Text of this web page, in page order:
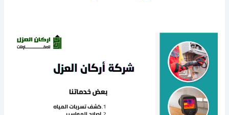
تسربات
المياه
بعنيزه